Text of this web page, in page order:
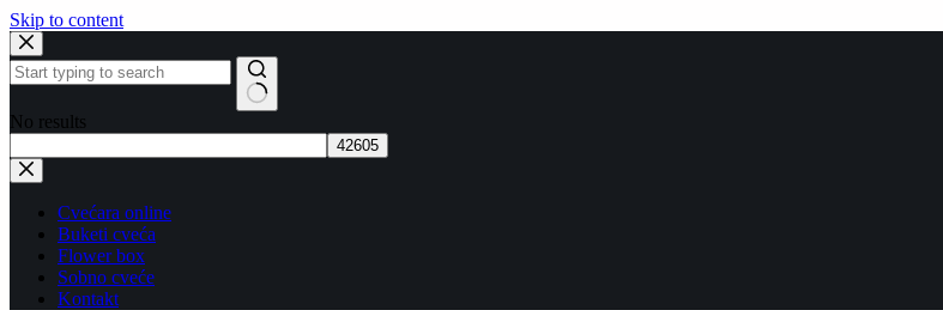
Skip to content
No results
Cvećara online
Buketi cveća
Flower box
Sobno cveće
Kontakt